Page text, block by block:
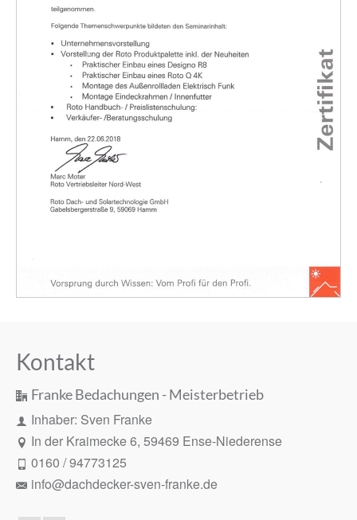
Kontakt
Franke Bedachungen - Meisterbetrieb
Inhaber: Sven Franke
In der Kraimecke 6, 59469 Ense-Niederense
0160 / 94773125
info@dachdecker-sven-franke.de